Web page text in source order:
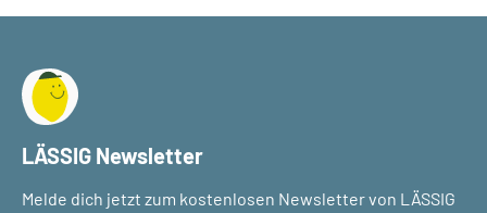
LÄSSIG Newsletter
Melde dich jetzt zum kostenlosen Newsletter von LÄSSIG